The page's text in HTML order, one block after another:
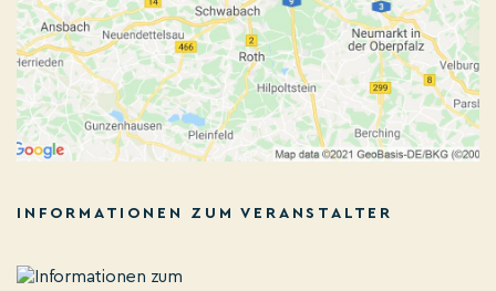
INFORMATIONEN ZUM VERANSTALTER